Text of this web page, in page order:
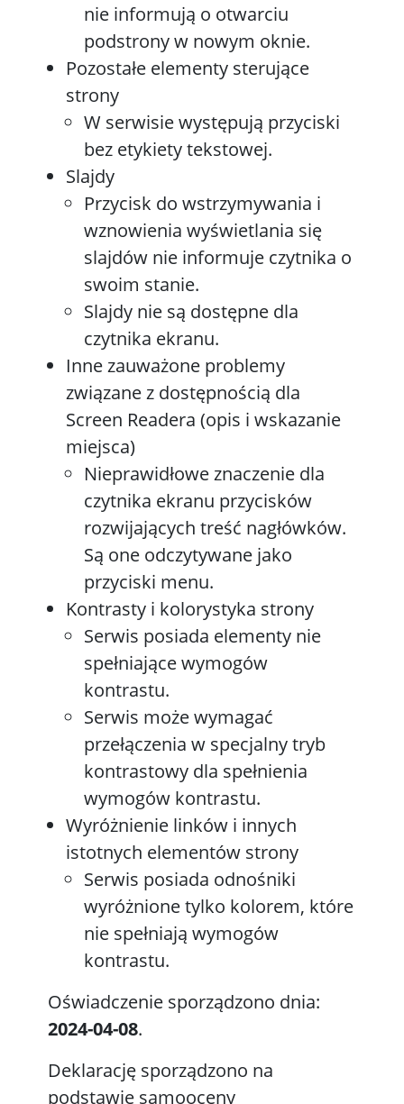
nie informują o otwarciu
podstrony w nowym oknie.
Pozostałe elementy sterujące
strony
W serwisie występują przyciski
bez etykiety tekstowej.
Slajdy
Przycisk do wstrzymywania i
wznowienia wyświetlania się
slajdów nie informuje czytnika o
swoim stanie.
Slajdy nie są dostępne dla
czytnika ekranu.
Inne zauważone problemy
związane z dostępnością dla
Screen Readera (opis i wskazanie
miejsca)
Nieprawidłowe znaczenie dla
czytnika ekranu przycisków
rozwijających treść nagłówków.
Są one odczytywane jako
przyciski menu.
Kontrasty i kolorystyka strony
Serwis posiada elementy nie
spełniające wymogów
kontrastu.
Serwis może wymagać
przełączenia w specjalny tryb
kontrastowy dla spełnienia
wymogów kontrastu.
Wyróżnienie linków i innych
istotnych elementów strony
Serwis posiada odnośniki
wyróżnione tylko kolorem, które
nie spełniają wymogów
kontrastu.
Oświadczenie sporządzono dnia:
2024-04-08.
Deklarację sporządzono na
podstawie samooceny